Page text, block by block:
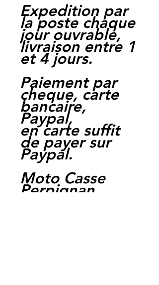
Expedition par
la poste chaque
jour ouvrable,
livraison entre 1
et 4 jours.
Paiement par
cheque, carte
bancaire,
Paypal,
en carte suffit
de payer sur
Paypal.
Moto Casse
Perpignan